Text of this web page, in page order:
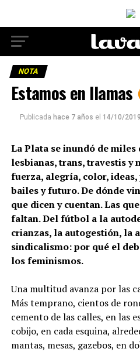
NOTA
Estamos en llamas
Publicada hace 7 años el 14/10/2019
La Plata se inundó de miles
lesbianas, trans, travestis y
fuerza, alegría, color,
bailes y futuro. De dónde
que dicen y cuentan. Las
faltan. Del fútbol a la
crianzas, la autogestión, la
sindicalismo: por qué el
los feminismos.
Una multitud avanza por las
Más temprano, cientos de
cemento de las calles, en las
cobijo, en cada esquina,
mantas, mesas, gazebos, en